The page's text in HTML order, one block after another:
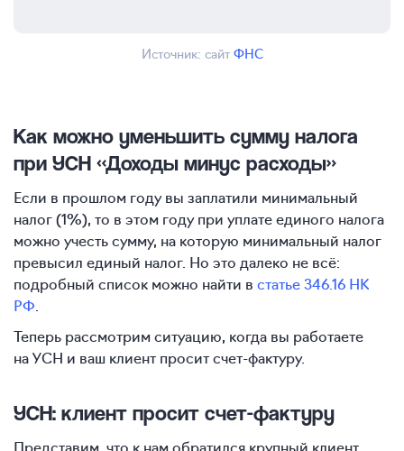
Источник: сайт ФНС
Как можно уменьшить сумму налога
при УСН «Доходы минус расходы»
Если в прошлом году вы заплатили минимальный
налог (1%), то в этом году при уплате единого налога
можно учесть сумму, на которую минимальный налог
превысил единый налог. Но это далеко не всё:
подробный список можно найти в статье 346.16 НК
РФ
Теперь рассмотрим ситуацию, когда вы работаете
на УСН и ваш клиент просит счет-фактуру.
УСН: клиент просит счет-фактуру
Представим, что к нам обратился крупный клиент,